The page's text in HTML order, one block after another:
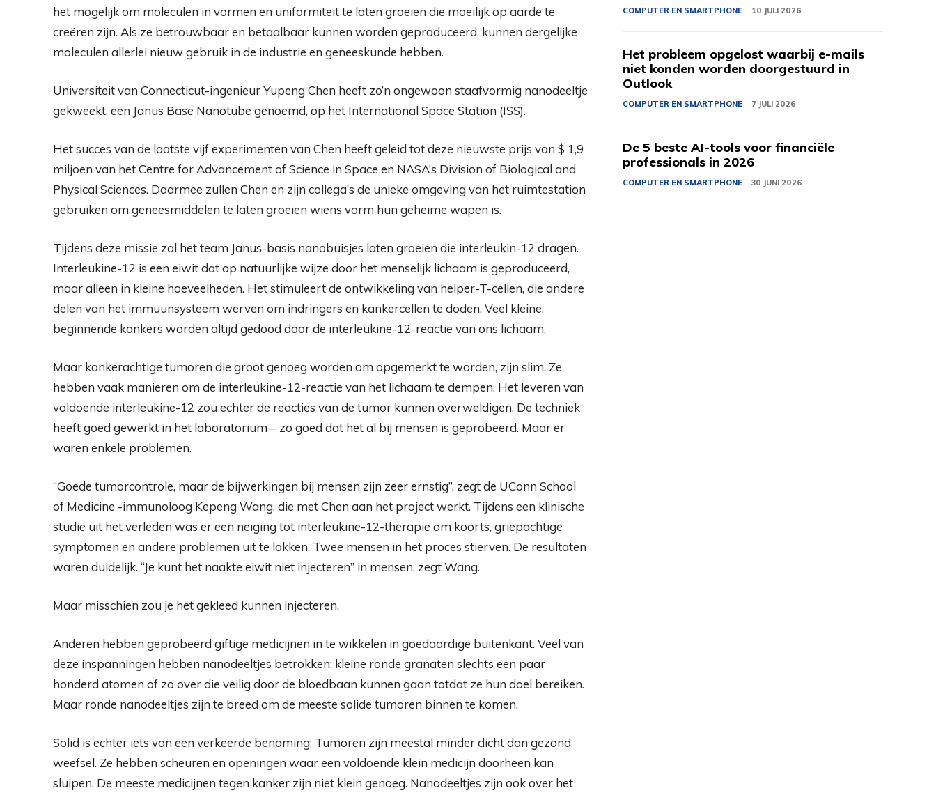
het mogelijk om moleculen in vormen en uniformiteit te laten groeien die moeilijk op aarde te
creëren zijn. Als ze betrouwbaar en betaalbaar kunnen worden geproduceerd, kunnen dergelijke
moleculen allerlei nieuw gebruik in de industrie en geneeskunde hebben.
Universiteit van Connecticut-ingenieur Yupeng Chen heeft zo’n ongewoon staafvormig nanodeeltje
gekweekt, een Janus Base Nanotube genoemd, op het International Space Station (ISS).
Het succes van de laatste vijf experimenten van Chen heeft geleid tot deze nieuwste prijs van $ 1,9
miljoen van het Centre for Advancement of Science in Space en NASA’s Division of Biological and
Physical Sciences. Daarmee zullen Chen en zijn collega’s de unieke omgeving van het ruimtestation
gebruiken om geneesmiddelen te laten groeien wiens vorm hun geheime wapen is.
Tijdens deze missie zal het team Janus-basis nanobuisjes laten groeien die interleukin-12 dragen.
Interleukine-12 is een eiwit dat op natuurlijke wijze door het menselijk lichaam is geproduceerd,
maar alleen in kleine hoeveelheden. Het stimuleert de ontwikkeling van helper-T-cellen, die andere
delen van het immuunsysteem werven om indringers en kankercellen te doden. Veel kleine,
beginnende kankers worden altijd gedood door de interleukine-12-reactie van ons lichaam.
Maar kankerachtige tumoren die groot genoeg worden om opgemerkt te worden, zijn slim. Ze
hebben vaak manieren om de interleukine-12-reactie van het lichaam te dempen. Het leveren van
voldoende interleukine-12 zou echter de reacties van de tumor kunnen overweldigen. De techniek
heeft goed gewerkt in het laboratorium – zo goed dat het al bij mensen is geprobeerd. Maar er
waren enkele problemen.
“Goede tumorcontrole, maar de bijwerkingen bij mensen zijn zeer ernstig”, zegt de UConn School
of Medicine -immunoloog Kepeng Wang, die met Chen aan het project werkt. Tijdens een klinische
studie uit het verleden was er een neiging tot interleukine-12-therapie om koorts, griepachtige
symptomen en andere problemen uit te lokken. Twee mensen in het proces stierven. De resultaten
waren duidelijk. “Je kunt het naakte eiwit niet injecteren” in mensen, zegt Wang.
Maar misschien zou je het gekleed kunnen injecteren.
Anderen hebben geprobeerd giftige medicijnen in te wikkelen in goedaardige buitenkant. Veel van
deze inspanningen hebben nanodeeltjes betrokken: kleine ronde granaten slechts een paar
honderd atomen of zo over die veilig door de bloedbaan kunnen gaan totdat ze hun doel bereiken.
Maar ronde nanodeeltjes zijn te breed om de meeste solide tumoren binnen te komen.
Solid is echter iets van een verkeerde benaming; Tumoren zijn meestal minder dicht dan gezond
weefsel. Ze hebben scheuren en openingen waar een voldoende klein medicijn doorheen kan
sluipen. De meeste medicijnen tegen kanker zijn niet klein genoeg. Nanodeeltjes zijn ook over het
COMPUTER EN SMARTPHONE 10 JULI 2026
Het probleem opgelost waarbij e-mails
niet konden worden doorgestuurd in
Outlook
COMPUTER EN SMARTPHONE 7 JULI 2026
De 5 beste AI-tools voor financiële
professionals in 2026
COMPUTER EN SMARTPHONE 30 JUNI 2026